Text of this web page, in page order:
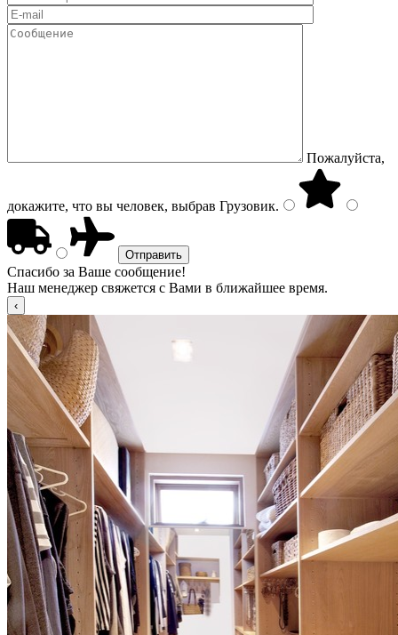
Пожалуйста,
докажите, что вы человек, выбрав Грузовик.
Спасибо за Ваше сообщение!
Наш менеджер свяжется с Вами в ближайшее время.